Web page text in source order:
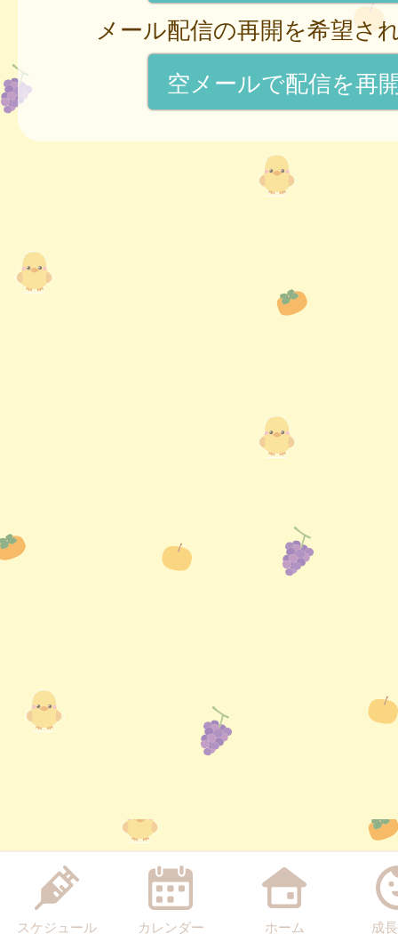
メール配信の再開を希望さ
空メールで配信を再
スケジュール カレンダー ホーム 成